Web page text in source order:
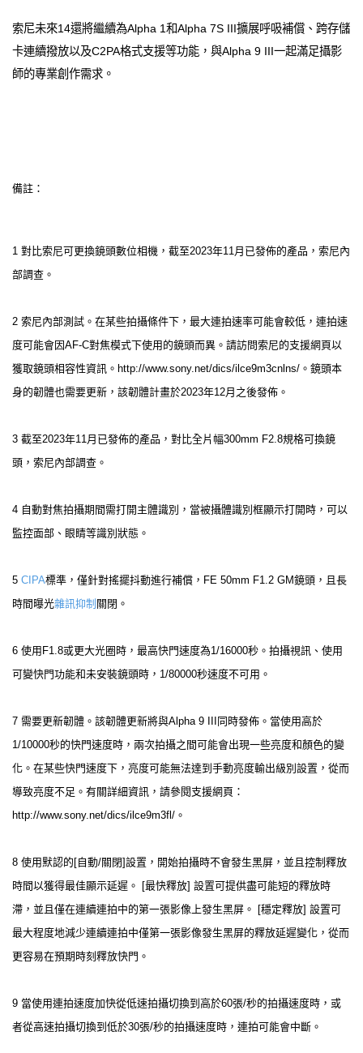
索尼未來14還將繼續為Alpha 1和Alpha 7S III擴展呼吸補償、跨存儲
卡連續撥放以及C2PA格式支援等功能，與Alpha 9 III一起滿足攝影
師的專業創作需求。
備註：
1 對比索尼可更換鏡頭數位相機，截至2023年11月已發佈的產品，索尼內
部調查。
2 索尼內部測試。在某些拍攝條件下，最大連拍速率可能會較低，連拍速
度可能會因AF-C對焦模式下使用的鏡頭而異。請訪問索尼的支援網頁以
獲取鏡頭相容性資訊。http://www.sony.net/dics/ilce9m3cnlns/。鏡頭本
身的韌體也需要更新，該韌體計畫於2023年12月之後發佈。
3 截至2023年11月已發佈的產品，對比全片幅300mm F2.8規格可換鏡
頭，索尼內部調查。
4 自動對焦拍攝期間需打開主體識別，當被攝體識別框顯示打開時，可以
監控面部、眼睛等識別狀態。
5 CIPA標準，僅針對搖擺抖動進行補償，FE 50mm F1.2 GM鏡頭，且長
時間曝光雜訊抑制 關閉。
6 使用F1.8或更大光圈時，最高快門速度為1/16000秒。拍攝視訊、使用
可變快門功能和未安裝鏡頭時，1/80000秒速度不可用。
7 需要更新韌體。該韌體更新將與Alpha 9 III同時發佈。當使用高於
1/10000秒的快門速度時，兩次拍攝之間可能會出現一些亮度和顏色的變
化。在某些快門速度下，亮度可能無法達到手動亮度輸出級別設置，從而
導致亮度不足。有關詳細資訊，請參閱支援網頁：
http://www.sony.net/dics/ilce9m3fl/。
8 使用默認的[自動/關閉]設置，開始拍攝時不會發生黑屏，並且控制釋放
時間以獲得最佳顯示延遲。 [最快釋放] 設置可提供盡可能短的釋放時
滯，並且僅在連續連拍中的第一張影像上發生黑屏。 [穩定釋放] 設置可
最大程度地減少連續連拍中僅第一張影像發生黑屏的釋放延遲變化，從而
更容易在預期時刻釋放快門。
9 當使用連拍速度加快從低速拍攝切換到高於60張/秒的拍攝速度時，或
者從高速拍攝切換到低於30張/秒的拍攝速度時，連拍可能會中斷。